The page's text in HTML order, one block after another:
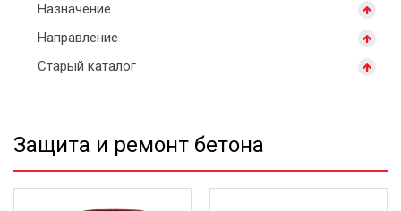
Назначение
Направление
Старый каталог
Защита и ремонт бетона